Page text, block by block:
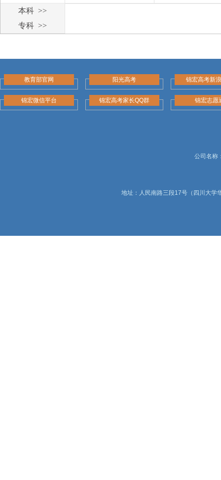
本科 >>
专科 >>
教育部官网 阳光高考 锦宏高考新
锦宏微信平台 锦宏高考家长QQ群 锦宏志愿
公司名称
地址：人民南路三段17号（四川大学